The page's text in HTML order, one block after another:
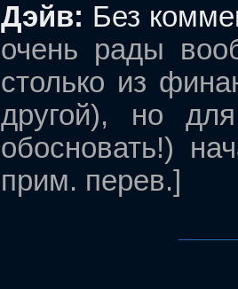
Дэйв: Без
очень рады
столько из
другой), но
обосновать!)
прим. перев.]